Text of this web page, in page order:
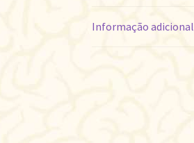
Informação adicional